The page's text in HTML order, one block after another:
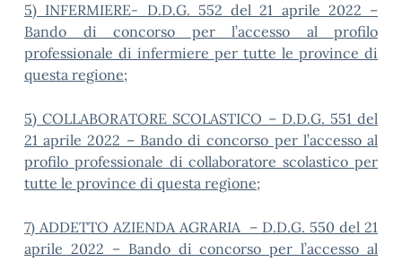
5) INFERMIERE- D.D.G. 552 del 21 aprile 2022 –
Bando di concorso per l’accesso al profilo
professionale di infermiere per tutte le province di
questa regione;
5) COLLABORATORE SCOLASTICO – D.D.G. 551 del
21 aprile 2022 – Bando di concorso per l’accesso al
profilo professionale di collaboratore scolastico per
tutte le province di questa regione;
7) ADDETTO AZIENDA AGRARIA – D.D.G. 550 del 21
aprile 2022 – Bando di concorso per l’accesso al